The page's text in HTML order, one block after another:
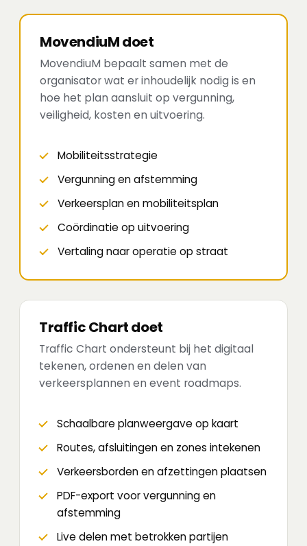
MovendiuM doet
MovendiuM bepaalt samen met de
organisator wat er inhoudelijk nodig is en
hoe het plan aansluit op vergunning,
veiligheid, kosten en uitvoering.
Mobiliteitsstrategie
Vergunning en afstemming
Verkeersplan en mobiliteitsplan
Coördinatie op uitvoering
Vertaling naar operatie op straat
Traffic Chart doet
Traffic Chart ondersteunt bij het digitaal
tekenen, ordenen en delen van
verkeersplannen en event roadmaps.
Schaalbare planweergave op kaart
Routes, afsluitingen en zones intekenen
Verkeersborden en afzettingen plaatsen
PDF-export voor vergunning en
afstemming
Live delen met betrokken partijen